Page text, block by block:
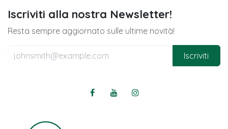
Iscriviti alla nostra Newsletter!
Resta sempre aggiornato sulle ultime novità!
Iscriviti